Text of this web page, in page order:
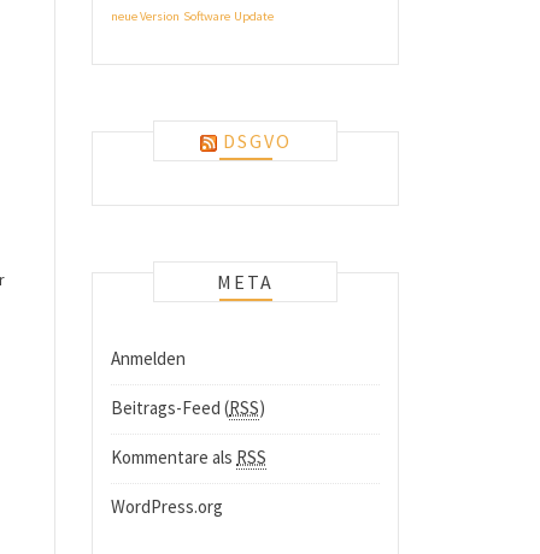
neue Version Software Update
DSGVO
META
Anmelden
Beitrags-Feed (RSS)
Kommentare als RSS
WordPress.org